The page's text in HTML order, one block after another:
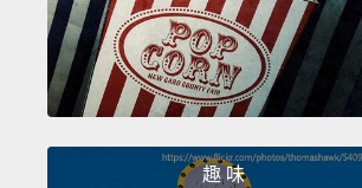
趣 味